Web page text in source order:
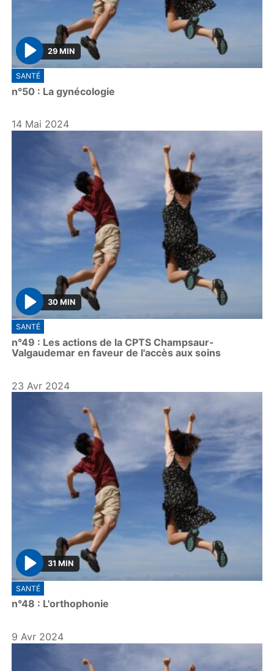
P
l
a
29 MIN
SANTÉ
n°50 : La gynécologie
14 Mai 2024
P
l
a
y
30 MIN
SANTÉ
n°49 : Les actions de la CPTS Champsaur-
Valgaudemar en faveur de l'accès aux soins
23 Avr 2024
P
l
a
31 MIN
SANTÉ
n°48 : L'orthophonie
9 Avr 2024